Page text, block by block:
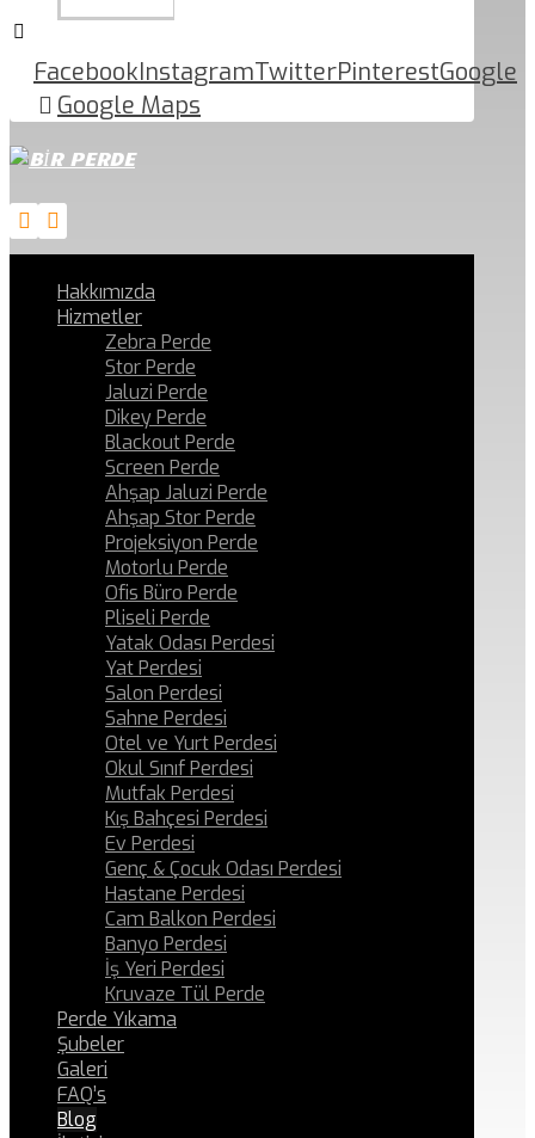
FacebookInstagramTwitterPinterestGoogle
Google Maps
Hakkımızda
Hizmetler
Zebra Perde
Stor Perde
Jaluzi Perde
Dikey Perde
Blackout Perde
Screen Perde
Ahşap Jaluzi Perde
Ahşap Stor Perde
Projeksiyon Perde
Motorlu Perde
Ofis Büro Perde
Pliseli Perde
Yatak Odası Perdesi
Yat Perdesi
Salon Perdesi
Sahne Perdesi
Otel ve Yurt Perdesi
Okul Sınıf Perdesi
Mutfak Perdesi
Kış Bahçesi Perdesi
Ev Perdesi
Genç & Çocuk Odası Perdesi
Hastane Perdesi
Cam Balkon Perdesi
Banyo Perdesi
İş Yeri Perdesi
Kruvaze Tül Perde
Perde Yıkama
Şubeler
Galeri
FAQ’s
Blog